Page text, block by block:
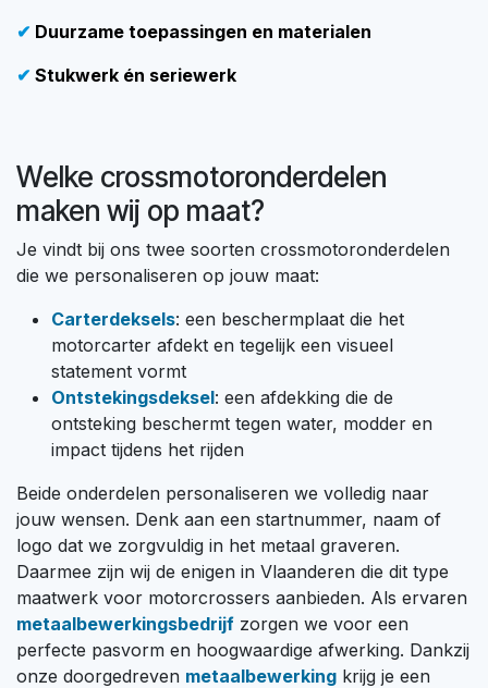
✔ Duurzame toepassingen en materialen
✔ Stukwerk én seriewerk
Welke crossmotoronderdelen
maken wij op maat?
Je vindt bij ons twee soorten crossmotoronderdelen
die we personaliseren op jouw maat:
Carterdeksels: een beschermplaat die het
motorcarter afdekt en tegelijk een visueel
statement vormt
Ontstekingsdeksel: een afdekking die de
ontsteking beschermt tegen water, modder en
impact tijdens het rijden
Beide onderdelen personaliseren we volledig naar
jouw wensen. Denk aan een startnummer, naam of
logo dat we zorgvuldig in het metaal graveren.
Daarmee zijn wij de enigen in Vlaanderen die dit type
maatwerk voor motorcrossers aanbieden. Als ervaren
metaalbewerkingsbedrijf zorgen we voor een
perfecte pasvorm en hoogwaardige afwerking. Dankzij
onze doorgedreven metaalbewerking krijg je een